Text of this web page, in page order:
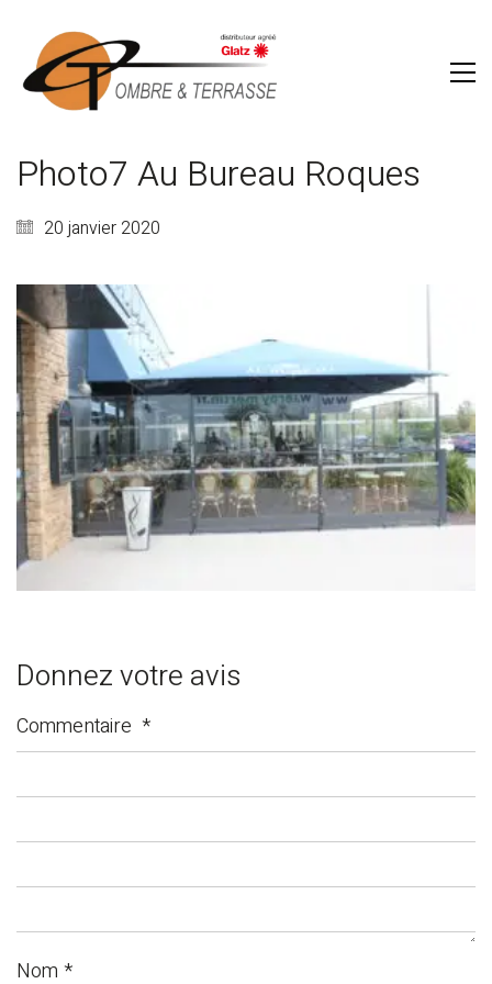
Photo7 Au Bureau Roques
20 janvier 2020
Donnez votre avis
Commentaire *
Nom *